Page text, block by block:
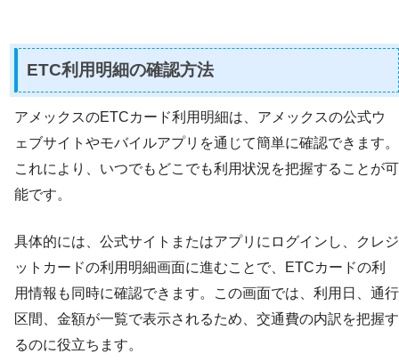
ETC利用明細の確認方法
アメックスのETCカード利用明細は、アメックスの公式ウ
ェブサイトやモバイルアプリを通じて簡単に確認できます。
これにより、いつでもどこでも利用状況を把握することが可
能です。
具体的には、公式サイトまたはアプリにログインし、クレジ
ットカードの利用明細画面に進むことで、ETCカードの利
用情報も同時に確認できます。この画面では、利用日、通行
区間、金額が一覧で表示されるため、交通費の内訳を把握す
るのに役立ちます。